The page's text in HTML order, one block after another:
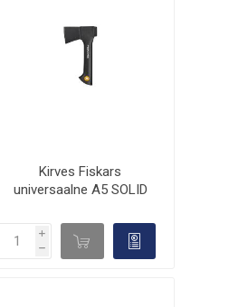
Kirves Fiskars
universaalne A5 SOLID
i
h d 